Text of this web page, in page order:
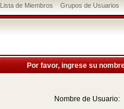
Lista de Miembros Grupos de Usuarios
Por favor, ingrese su
Nombre de Usuario: